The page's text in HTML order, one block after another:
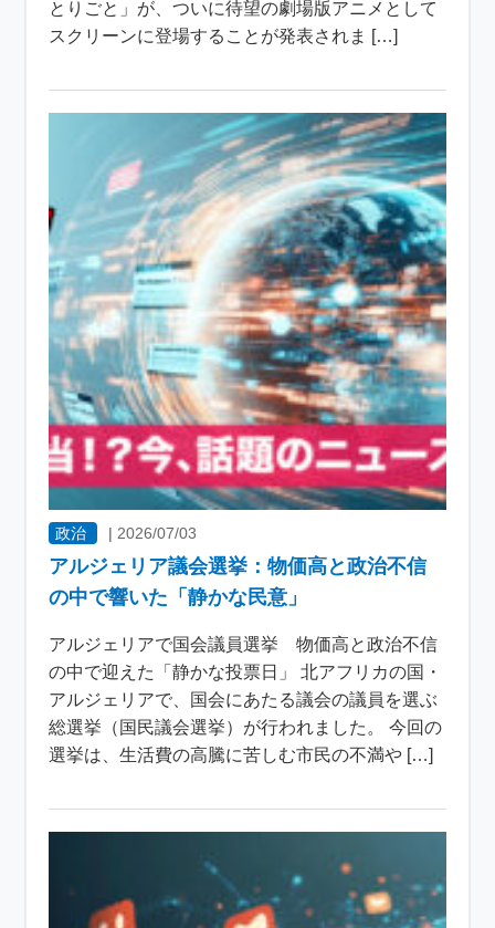
とりごと」が、ついに待望の劇場版アニメとして
スクリーンに登場することが発表されま […]
政治 |2026/07/03
アルジェリア議会選挙：物価高と政治不信
の中で響いた「静かな民意」
アルジェリアで国会議員選挙 物価高と政治不信
の中で迎えた「静かな投票日」 北アフリカの国・
アルジェリアで、国会にあたる議会の議員を選ぶ
総選挙（国民議会選挙）が行われました。 今回の
選挙は、生活費の高騰に苦しむ市民の不満や […]